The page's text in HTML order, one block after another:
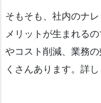
そもそも、社内のナ
メリットが生まれる
やコスト削減、業務
くさんあります。詳